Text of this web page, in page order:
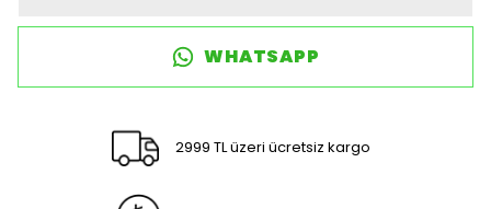
WHATSAPP
2999 TL üzeri ücretsiz kargo